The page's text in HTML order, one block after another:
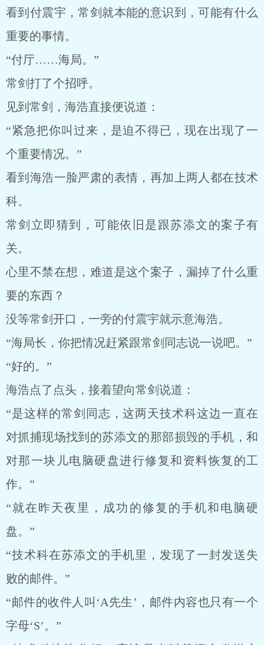
看到付震宇，常剑就本能的意识到，可能有什么
重要的事情。
“付厅……海局。”
常剑打了个招呼。
见到常剑，海浩直接便说道：
“紧急把你叫过来，是迫不得已，现在出现了一
个重要情况。”
看到海浩一脸严肃的表情，再加上两人都在技术
科。
常剑立即猜到，可能依旧是跟苏添文的案子有
关。
心里不禁在想，难道是这个案子，漏掉了什么重
要的东西？
没等常剑开口，一旁的付震宇就示意海浩。
“海局长，你把情况赶紧跟常剑同志说一说吧。”
“好的。”
海浩点了点头，接着望向常剑说道：
“是这样的常剑同志，这两天技术科这边一直在
对抓捕现场找到的苏添文的那部损毁的手机，和
对那一块儿电脑硬盘进行修复和资料恢复的工
作。”
“就在昨天夜里，成功的修复的手机和电脑硬
盘。”
“技术科在苏添文的手机里，发现了一封发送失
败的邮件。”
“邮件的收件人叫‘A先生’，邮件内容也只有一个
字母‘S’。”